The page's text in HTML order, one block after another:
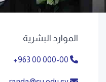
الموارد البشرية
+963 00 000-00